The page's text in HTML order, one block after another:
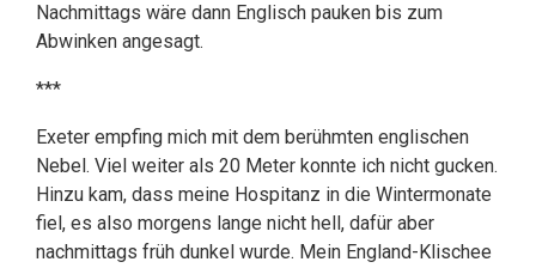
Nachmittags wäre dann Englisch pauken bis zum
Abwinken angesagt.
***
Exeter empfing mich mit dem berühmten englischen
Nebel. Viel weiter als 20 Meter konnte ich nicht gucken.
Hinzu kam, dass meine Hospitanz in die Wintermonate
fiel, es also morgens lange nicht hell, dafür aber
nachmittags früh dunkel wurde. Mein England-Klischee